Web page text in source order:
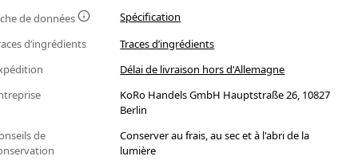
de données
Spécification
d’ingrédients
Traces d’ingrédients
Délai de livraison hors d'Allemagne
KoRo Handels GmbH Hauptstraße 26, 10827
Berlin
de
Conserver au frais, au sec et à l'abri de la
lumière